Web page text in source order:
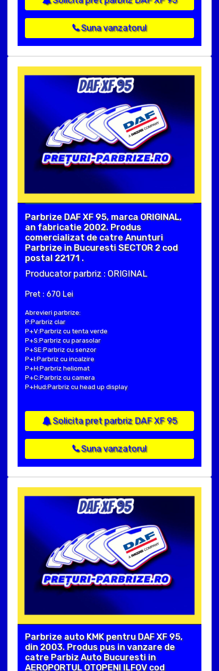
Suna vanzatorul
Parbrize DAF XF 95, marca ORIGINAL,
an fabricatie 2002. Produs
comercializat de catre Anunturi
Parbrize in Bucuresti SECTOR 2 cod
postal 22171 .
Producator parbriz : ORIGINAL
Pret : 670 Lei
Abrevieri parbrize:
P:Parbriz clar
P+V:Parbriz cu tenta verde
P+S:Parbriz cu parasolar
P+SE:Parbriz cu senzor
P+I:Parbriz cu incalzire
P+H:Parbriz heliomat
P+C:Parbriz cu camera
P+Hud:Parbriz cu head up display
Solicita pret parbriz DAF XF 95
Suna vanzatorul
Parbrize auto KMK pentru DAF XF 95,
din 2003. Produs pus in vanzare de
catre Parbiz Auto Bucuresti in
AEROPORTUL OTOPENI ILFOV cod